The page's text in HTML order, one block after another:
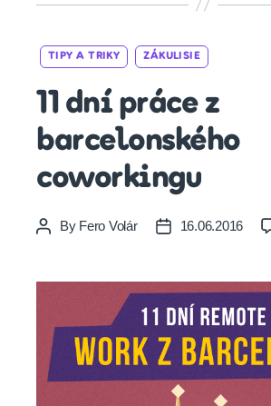
Categories
TIPY A TRIKY ZÁKULISIE
11 dní práce z
barcelonského
coworkingu
PostBy Fero Volár
Post16.06.2016